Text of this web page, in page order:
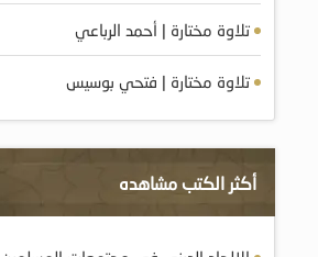
تلاوة مختارة | أحمد الرباعي
تلاوة مختارة | فتحي بوسيس
أكثر الكتب مشاهده